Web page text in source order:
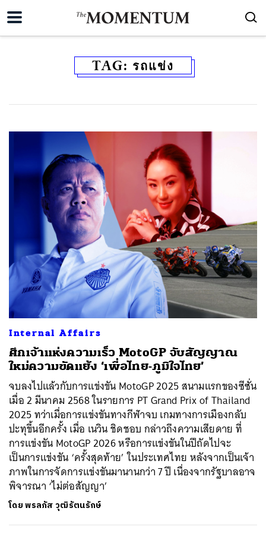
TAG: รถแข่ง
Internal Affairs
ศึกเจ้าแห่งความเร็ว MotoGP จับสัญญาณ
ใหม่ความขัดแย้ง ‘เพื่อไทย-ภูมิใจไทย’
จบลงไปแล้วกับการแข่งขัน MotoGP 2025 สนามแรกของซีซั่น
เมื่อ 2 มีนาคม 2568 ในรายการ PT Grand Prix of Thailand
2025 ทว่าเมื่อการแข่งขันทางกีฬาจบ เกมทางการเมืองกลับ
ปะทุขึ้นอีกครั้ง เมื่อ เนวิน ชิดชอบ กล่าวถึงความเสียดาย ที่
การแข่งขัน MotoGP 2026 หรือการแข่งขันในปีถัดไปจะ
เป็นการแข่งขัน ‘ครั้งสุดท้าย’ ในประเทศไทย หลังจากเป็นเจ้า
ภาพในการจัดการแข่งขันมานานกว่า 7 ปี เนื่องจากรัฐบาลอาจ
พิจารณา ‘ไม่ต่อสัญญา’
โดยพรลภัส วุฒิรัตนรักษ์
ค้นหา
TWEET